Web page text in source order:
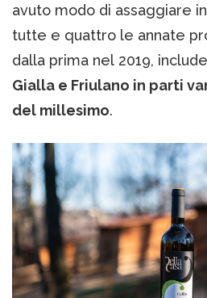
avuto modo di assaggiare
tutte e quattro le annate
dalla prima nel 2019, include
Gialla e Friulano in parti
del millesimo.